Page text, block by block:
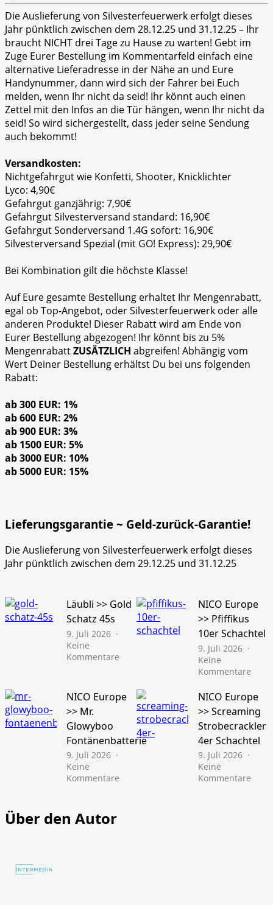
Die Auslieferung von Silvesterfeuerwerk erfolgt dieses
Jahr pünktlich zwischen dem 28.12.25 und 31.12.25 – Ihr
braucht NICHT drei Tage zu Hause zu warten! Gebt im
Zuge Eurer Bestellung im Kommentarfeld einfach eine
alternative Lieferadresse in der Nähe an und Eure
Handynummer, dann wird sich der Fahrer bei Euch
melden, wenn Ihr nicht da seid! Ihr könnt auch einen
Zettel mit den Infos an die Tür hängen, wenn Ihr nicht da
seid! So wird sichergestellt, dass jeder seine Sendung
auch bekommt!
Versandkosten:
Nichtgefahrgut wie Konfetti, Shooter, Knicklichter
Lyco: 4,90€
Gefahrgut ganzjährig: 7,90€
Gefahrgut Silvesterversand standard: 16,90€
Gefahrgut Sonderversand 1.4G sofort: 16,90€
Silvesterversand Spezial (mit GO! Express): 29,90€
Bei Kombination gilt die höchste Klasse!
Auf Eure gesamte Bestellung erhaltet Ihr Mengenrabatt,
egal ob Top-Angebot, oder Silvesterfeuerwerk oder alle
anderen Produkte! Dieser Rabatt wird am Ende von
Eurer Bestellung abgezogen! Ihr könnt bis zu 5%
MengenrabattZUSÄTZLICH abgreifen! Abhängig vom
Wert Deiner Bestellung erhältst Du bei uns folgenden
Rabatt:
ab 300 EUR: 1%
ab 600 EUR: 2%
ab 900 EUR: 3%
ab 1500 EUR: 5%
ab 3000 EUR: 10%
ab 5000 EUR: 15%
Lieferungsgarantie ~ Geld-zurück-Garantie!
Die Auslieferung von Silvesterfeuerwerk erfolgt dieses
Jahr pünktlich zwischen dem 29.12.25 und 31.12.25
Läubli >> Gold
Schatz 45s
9. Juli 2026
Keine
Kommentare
Gold
Schatz
NICO Europe
>> Pfiffikus
10er Schachtel
9. Juli 2026
Keine
Kommentare
10er
NICO Europe
>> Mr.
Glowyboo
Fontänenbatterie
9. Juli 2026
Keine
Kommentare
NICO Europe
>> Screaming
Strobecrackler
4er Schachtel
9. Juli 2026
Keine
Kommentare
Über den Autor